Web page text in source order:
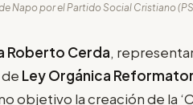
Napo por el Partido Social Cristiano
Roberto Cerda,
Ley Orgánica
objetivo la creación de la